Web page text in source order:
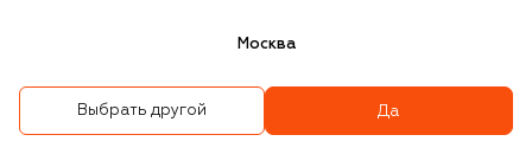
Москва
Выбрать другой Да